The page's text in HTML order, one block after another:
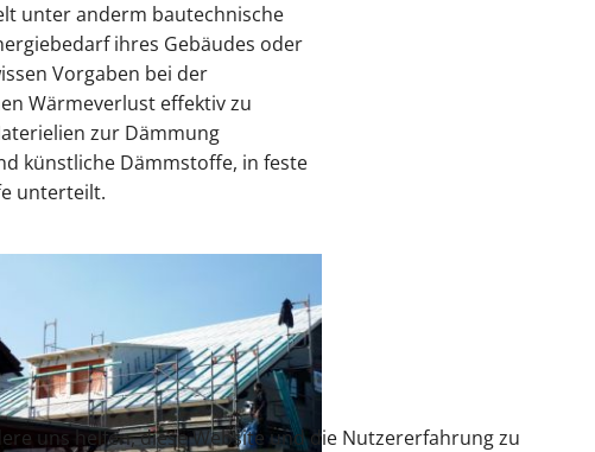
unter anderm bautechnische
ihres Gebäudes oder
Vorgaben bei der
Wärmeverlust effektiv zu
zur Dämmung
künstliche Dämmstoffe, in feste
unterteilt.
uns helfen, diese Website und die Nutzererfahrung zu